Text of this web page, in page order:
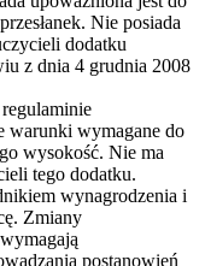
Nie posiada
dodatku
z dnia 4 grudnia 2008
warunki wymagane do
wysokość. Nie ma
tego dodatku.
wynagrodzenia i
Zmiany
postanowień